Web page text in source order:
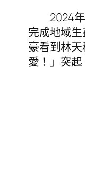
2024
完成地域
豪看到林
愛！」突起